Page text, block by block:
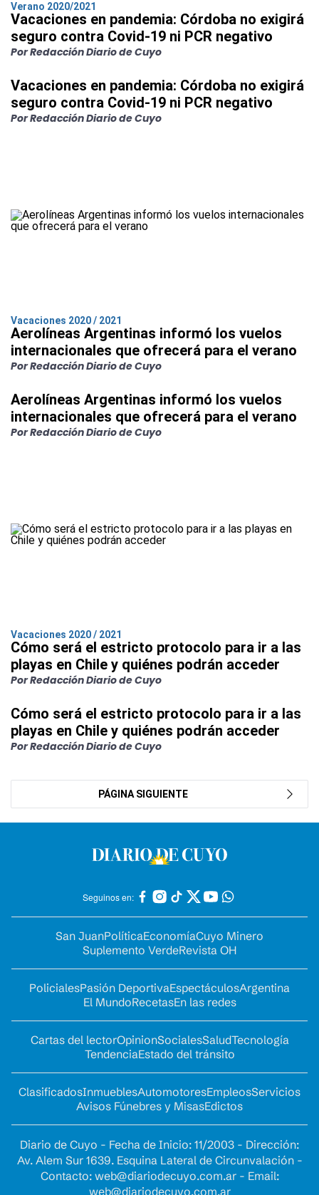
Verano 2020/2021
Vacaciones en pandemia: Córdoba no exigirá
seguro contra Covid-19 ni PCR negativo
Por Redacción Diario de Cuyo
Vacaciones en pandemia: Córdoba no exigirá
seguro contra Covid-19 ni PCR negativo
Por Redacción Diario de Cuyo
Vacaciones 2020 / 2021
Aerolíneas Argentinas informó los vuelos
internacionales que ofrecerá para el verano
Por Redacción Diario de Cuyo
Aerolíneas Argentinas informó los vuelos
internacionales que ofrecerá para el verano
Por Redacción Diario de Cuyo
Vacaciones 2020 / 2021
Cómo será el estricto protocolo para ir a las
playas en Chile y quiénes podrán acceder
Por Redacción Diario de Cuyo
Cómo será el estricto protocolo para ir a las
playas en Chile y quiénes podrán acceder
Por Redacción Diario de Cuyo
PÁGINA SIGUIENTE
Seguinos en:
San JuanPolíticaEconomíaCuyo Minero
Suplemento VerdeRevista OH
PolicialesPasión DeportivaEspectáculosArgentina
El MundoRecetasEn las redes
Cartas del lectorOpinionSocialesSaludTecnología
TendenciaEstado del tránsito
ClasificadosInmueblesAutomotoresEmpleosServicios
Avisos Fúnebres y MisasEdictos
Diario de Cuyo - Fecha de Inicio: 11/2003 - Dirección:
Av. Alem Sur 1639. Esquina Lateral de Circunvalación -
Contacto: web@diariodecuyo.com.ar- Email:
web@diariodecuyo.com.ar